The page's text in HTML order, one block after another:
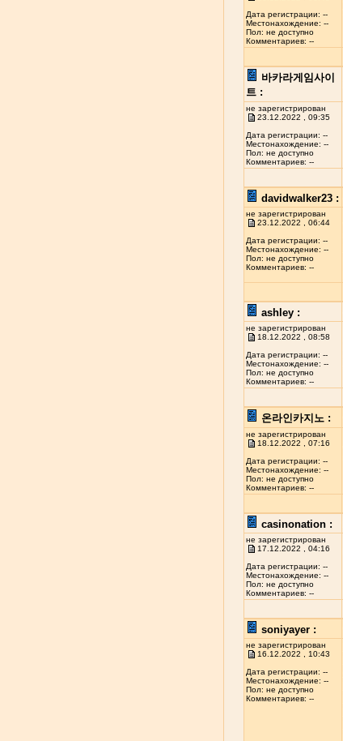
Дата регистрации: --
Местонахождение: --
Пол: не доступно
Комментариев: --
바카라게임사이
트 :
не зарегистрирован
23.12.2022 , 09:35
Дата регистрации: --
Местонахождение: --
Пол: не доступно
Комментариев: --
davidwalker23 :
не зарегистрирован
23.12.2022 , 06:44
Дата регистрации: --
Местонахождение: --
Пол: не доступно
Комментариев: --
ashley :
не зарегистрирован
18.12.2022 , 08:58
Дата регистрации: --
Местонахождение: --
Пол: не доступно
Комментариев: --
온라인카지노 :
не зарегистрирован
18.12.2022 , 07:16
Дата регистрации: --
Местонахождение: --
Пол: не доступно
Комментариев: --
casinonation :
не зарегистрирован
17.12.2022 , 04:16
Дата регистрации: --
Местонахождение: --
Пол: не доступно
Комментариев: --
soniyayer :
не зарегистрирован
16.12.2022 , 10:43
Дата регистрации: --
Местонахождение: --
Пол: не доступно
Комментариев: --